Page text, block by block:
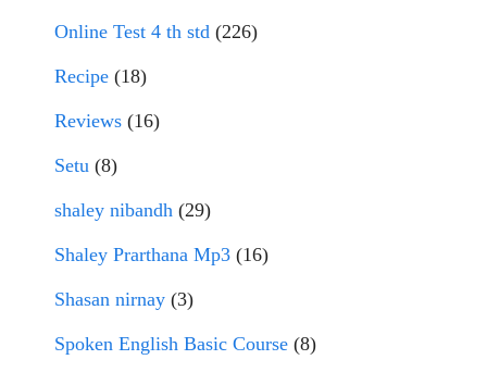
Online Test 4 th std (226)
Recipe (18)
Reviews (16)
Setu (8)
shaley nibandh (29)
Shaley Prarthana Mp3 (16)
Shasan nirnay (3)
Spoken English Basic Course (8)